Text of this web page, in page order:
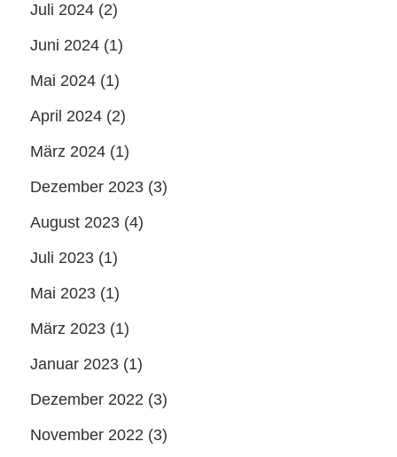
Juli 2024 (2)
Juni 2024 (1)
Mai 2024 (1)
April 2024 (2)
März 2024 (1)
Dezember 2023 (3)
August 2023 (4)
Juli 2023 (1)
Mai 2023 (1)
März 2023 (1)
Januar 2023 (1)
Dezember 2022 (3)
November 2022 (3)